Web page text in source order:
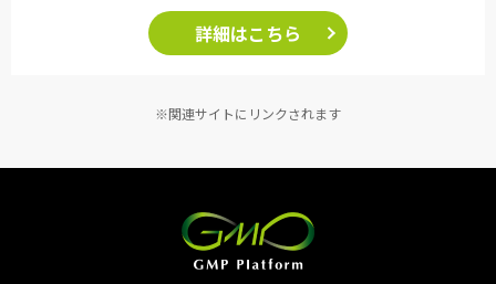
詳細はこちら
※関連サイトにリンクされます